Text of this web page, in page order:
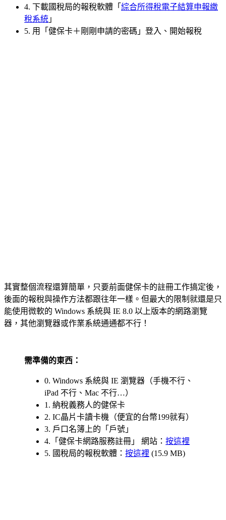
4. 下載國稅局的報稅軟體「 綜合所得稅電子結算申報繳
稅系統 」
5. 用「健保卡＋剛剛申請的密碼」登入、開始報稅
其實整個流程還算簡單，只要前面健保卡的註冊工作搞定後，
後面的報稅與操作方法都跟往年一樣。但最大的限制就還是只
能使用微軟的 Windows 系統與 IE 8.0 以上版本的網路瀏覽
器，其他瀏覽器或作業系統通通都不行！
需準備的東西：
0. Windows 系統與 IE 瀏覽器（手機不行、
iPad 不行、Mac 不行…）
1. 納稅義務人的健保卡
2. IC晶片卡讀卡機（便宜的台幣199就有）
3. 戶口名簿上的「戶號」
4.「健保卡網路服務註冊」 網站： 按這裡
5. 國稅局的報稅軟體： 按這裡 (15.9 MB)